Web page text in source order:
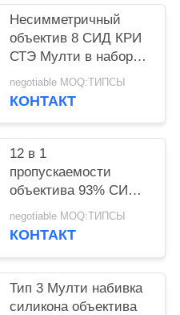
Несимметричный
объектив 8 СИД КРИ
СТЭ Мулти в наборах
1 рефлектора для
света СИД Срет
negotiable MOQ:ТИПСЫ
КОНТАКТ
12 в 1
пропускаемости
объектива 93% СИД
СМД 3030 высокой
для заливающего
negotiable MOQ:ТИПСЫ
КОНТАКТ
Тип 3 Мулти набивка
силикона объектива